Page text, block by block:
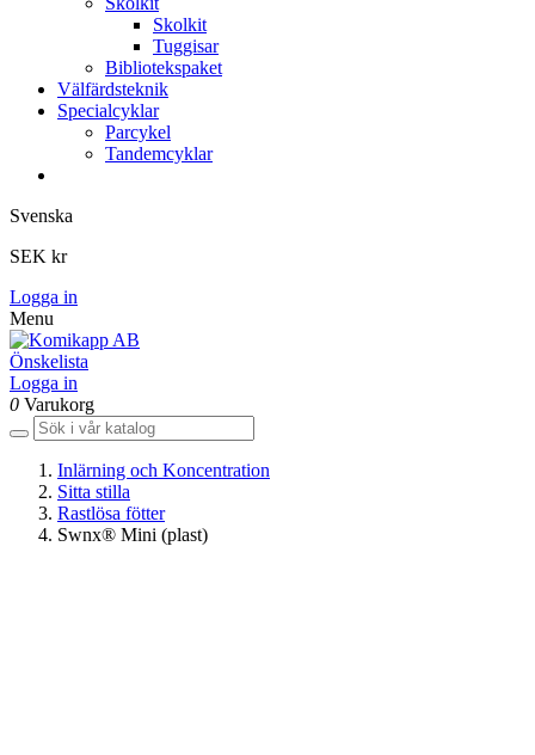
Skolkit
Tuggisar
Bibliotekspaket
Välfärdsteknik
Specialcyklar
Parcykel
Tandemcyklar
Svenska
SEK kr
Logga in
Menu
Önskelista
Logga in
0 Varukorg
Inlärning och Koncentration
Sitta stilla
Rastlösa fötter
Swnx® Mini (plast)